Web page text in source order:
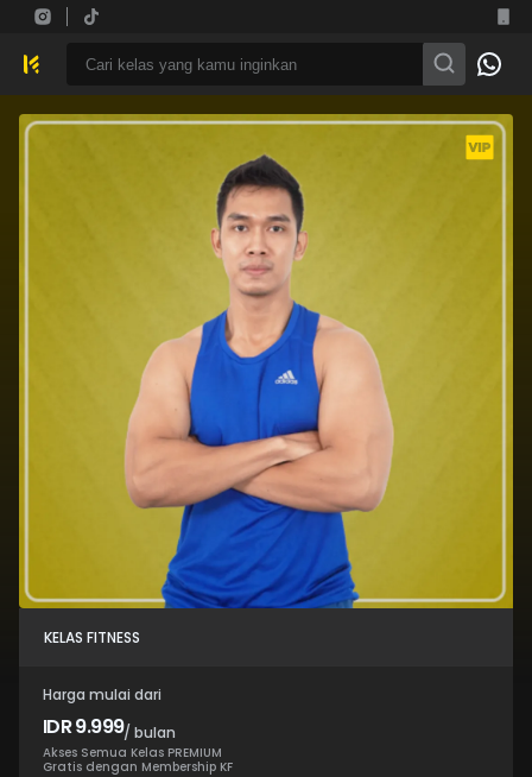
KELAS FITNESS
Harga mulai dari
IDR 9.999/ bulan
Akses Semua Kelas PREMIUM
Gratis dengan Membership KF